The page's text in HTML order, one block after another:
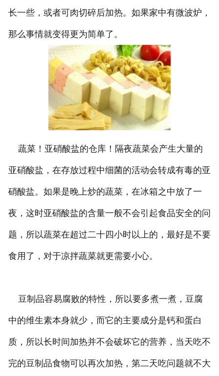
长一些，或者可肉切碎后加热。如果家中有微波炉，
那么事情就变得更为简单了。
蔬菜！亚硝酸盐的仓库！隔夜蔬菜会产生大量的
亚硝酸盐，在存放过程中细菌的活动会转成有毒的亚
硝酸盐。如果是晚上炒的蔬菜，在冰箱之中放了一
夜，这时亚硝酸盐的含量一般不会引起食品安全的问
题，所以蔬菜在超过二十四小时以上的，最好是不要
食用了，对于凉拌蔬菜就更需要小心。
豆制品容易腐败的特性，所以要多煮一煮，豆腐
中的维生素本身就少，而它的主要成分是钙和蛋白
质，所以长时间加热并不会破坏它的营养，当天吃不
完的豆制品食物可以再次加热，第二天吃问题就不大